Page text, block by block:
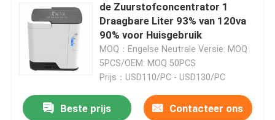
de Zuurstofconcentrator 1
Draagbare Liter 93% van 120va
90% voor Huisgebruik
MOQ：Engelse Neutrale Versie: MOQ
5PCS/OEM: MOQ 50PCS
Prijs：USD110/PC - USD130/PC
Beste prijs Contacteer ons